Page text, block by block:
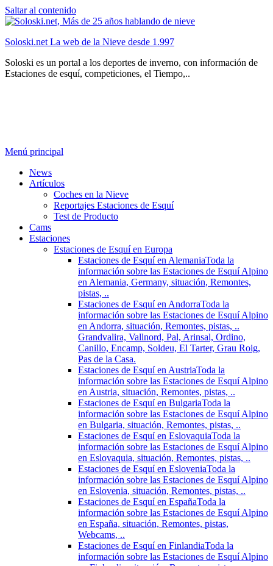
Saltar al contenido
Soloski.net La web de la Nieve desde 1.997
Soloski es un portal a los deportes de inverno, con información de
Estaciones de esquí, competiciones, el Tiempo,..
Menú principal
News
Artículos
Coches en la Nieve
Reportajes Estaciones de Esquí
Test de Producto
Cams
Estaciones
Estaciones de Esquí en Europa
Estaciones de Esquí en AlemaniaToda la
información sobre las Estaciones de Esquí Alpino
en Alemania, Germany, situación, Remontes,
pistas, ..
Estaciones de Esquí en AndorraToda la
información sobre las Estaciones de Esquí Alpino
en Andorra, situación, Remontes, pistas, ..
Grandvalira, Vallnord, Pal, Arinsal, Ordino,
Canillo, Encamp, Soldeu, El Tarter, Grau Roig,
Pas de la Casa.
Estaciones de Esquí en AustriaToda la
información sobre las Estaciones de Esquí Alpino
en Austria, situación, Remontes, pistas, ..
Estaciones de Esquí en BulgariaToda la
información sobre las Estaciones de Esquí Alpino
en Bulgaria, situación, Remontes, pistas, ..
Estaciones de Esquí en EslovaquiaToda la
información sobre las Estaciones de Esquí Alpino
en Eslovaquia, situación, Remontes, pistas, ..
Estaciones de Esquí en EsloveniaToda la
información sobre las Estaciones de Esquí Alpino
en Eslovenia, situación, Remontes, pistas, ..
Estaciones de Esquí en EspañaToda la
información sobre las Estaciones de Esquí Alpino
en España, situación, Remontes, pistas,
Webcams, ..
Estaciones de Esquí en FinlandiaToda la
información sobre las Estaciones de Esquí Alpino